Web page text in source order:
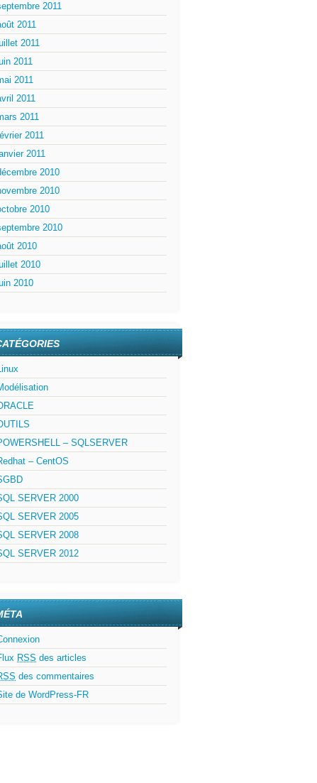
2011
2011
2011
2011
2011
2011
2011
2011
2011
2010
2010
2010
2010
2010
2010
2010
– SQLSERVER
– CentOS
SERVER 2000
SERVER 2005
SERVER 2008
SERVER 2012
RSS des articles
des commentaires
de WordPress-FR